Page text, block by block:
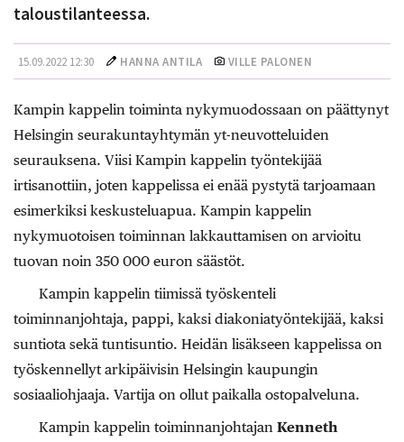
taloustilanteessa.
15.09.2022 12:30 HANNA ANTILA VILLE PALONEN
Kampin kappelin toiminta nykymuodossaan on päättynyt
Helsingin seurakuntayhtymän yt-neuvotteluiden
seurauksena. Viisi Kampin kappelin työntekijää
irtisanottiin, joten kappelissa ei enää pystytä tarjoamaan
esimerkiksi keskusteluapua. Kampin kappelin
nykymuotoisen toiminnan lakkauttamisen on arvioitu
tuovan noin 350 000 euron säästöt.
Kampin kappelin tiimissä työskenteli
toiminnanjohtaja, pappi, kaksi diakoniatyöntekijää, kaksi
suntiota sekä tuntisuntio. Heidän lisäkseen kappelissa on
työskennellyt arkipäivisin Helsingin kaupungin
sosiaaliohjaaja. Vartija on ollut paikalla ostopalveluna.
Kampin kappelin toiminnanjohtajan Kenneth